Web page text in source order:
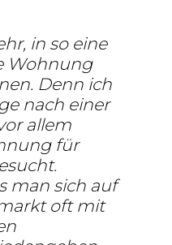
in so eine
Wohnung
Denn ich
nach einer
allem
für
man sich auf
oft mit